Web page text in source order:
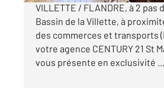
VILLETTE / FLANDRE, à 2 pas
Bassin de la Villette, à
des commerces et transports
votre agence CENTURY 21 St
vous présente en exclusivité ...